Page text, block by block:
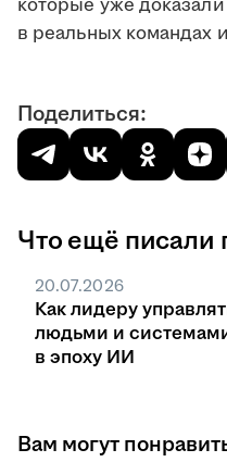
которые уже
в реальных командах
Поделиться:
Что ещё писали
20.07.2026
Как лидеру
людьми и
в эпоху ИИ
Вам могут